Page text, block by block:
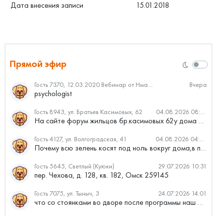
Дата внесения записи 15.01.2018
Прямой эфир
Гость 7370, 12.03.2020 Вебинар от Нмаркет.ПРО: «Актуальное об ипотеке: что нужно знать» Вчера
psychologist
Гость 8943, ул. Братьев Касимовых, 62 04.08.2026 08:34
На сайте форум жильцов бр.касимовых 62у дома растут красивые...
Гость 4127, ул. Волгоградская, 41 04.08.2026 04:46
Почему всю зелень косят под ноль вокруг дома,в полисадниках....
Гость 5645, Светлый (Куюки) 29.07.2026 10:31
пер. Чехова, д. 128, кв. 182, Омск 259145
Гость 7075, ул. Тыныч, 3 24.07.2026 14:01
что со стоянками во дворе после программы наш двор